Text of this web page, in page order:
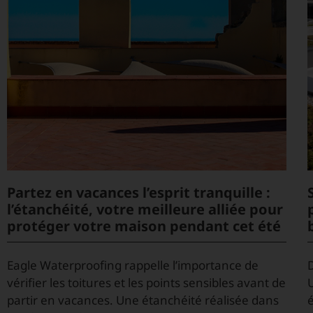
Partez en vacances l’esprit tranquille :
l’étanchéité, votre meilleure alliée pour
protéger votre maison pendant cet été
Eagle Waterproofing rappelle l’importance de
vérifier les toitures et les points sensibles avant de
partir en vacances. Une étanchéité réalisée dans